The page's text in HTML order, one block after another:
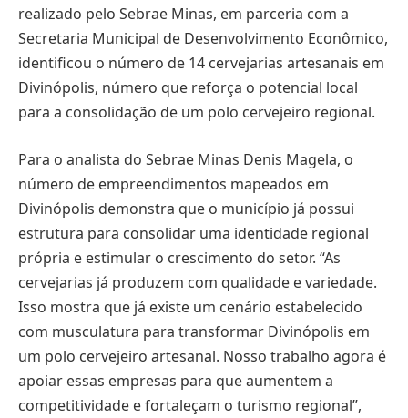
realizado pelo Sebrae Minas, em parceria com a
Secretaria Municipal de Desenvolvimento Econômico,
identificou o número de 14 cervejarias artesanais em
Divinópolis, número que reforça o potencial local
para a consolidação de um polo cervejeiro regional.
Para o analista do Sebrae Minas Denis Magela, o
número de empreendimentos mapeados em
Divinópolis demonstra que o município já possui
estrutura para consolidar uma identidade regional
própria e estimular o crescimento do setor. “As
cervejarias já produzem com qualidade e variedade.
Isso mostra que já existe um cenário estabelecido
com musculatura para transformar Divinópolis em
um polo cervejeiro artesanal. Nosso trabalho agora é
apoiar essas empresas para que aumentem a
competitividade e fortaleçam o turismo regional”,